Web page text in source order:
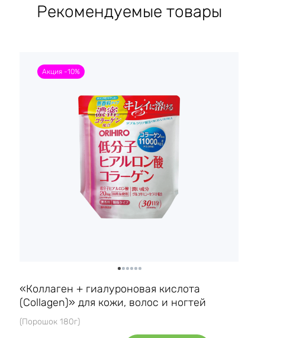
Рекомендуемые товары
Акция -10%
«Коллаген + гиалуроновая кислота
(Collagen)» для кожи, волос и ногтей
(Порошок 180г)